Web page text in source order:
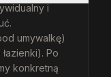
i
umywalkę)
Po
konkretną